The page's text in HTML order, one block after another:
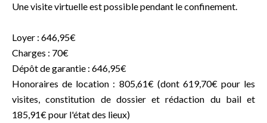
Une visite virtuelle est possible pendant le confinement.
Loyer : 646,95€
Charges : 70€
Dépôt de garantie : 646,95€
Honoraires de location : 805,61€ (dont 619,70€ pour les
visites, constitution de dossier et rédaction du bail et
185,91€ pour l'état des lieux)